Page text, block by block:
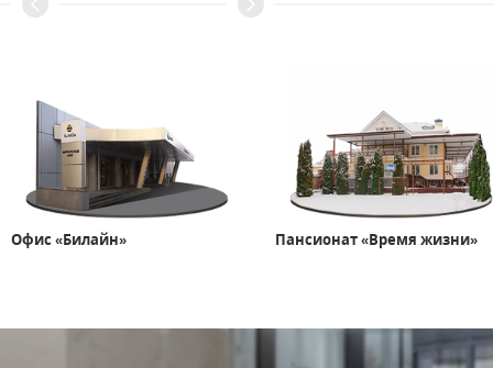
Офис «Билайн» Пансионат «Время жизни»